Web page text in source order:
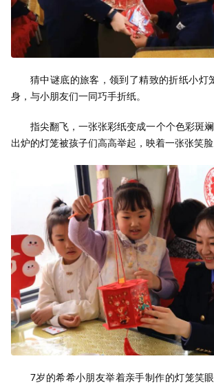
猜中谜底的旅客，领到了精致的折纸小灯
身，与小朋友们一同巧手折纸。
指尖翻飞，一张张彩纸变成一个个色彩斑
出炉的灯笼被孩子们高高举起，映着一张张笑脸
7岁的希希小朋友举着亲手制作的灯笼笑